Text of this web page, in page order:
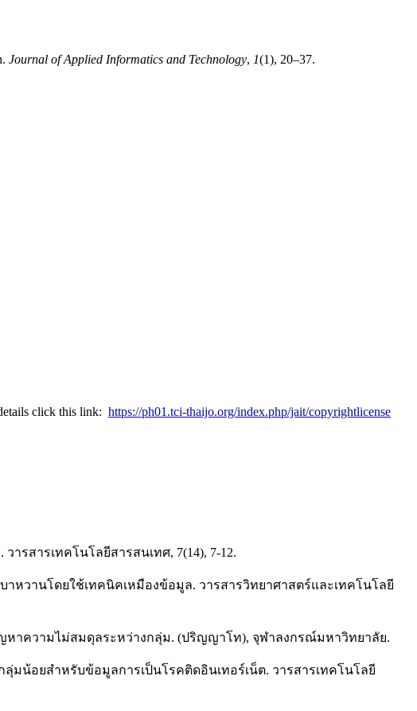
Journal of Applied Informatics and Technology, 1(1), 20–37.
click this link: https://ph01.tci-thaijo.org/index.php/jait/copyrightlicense
รสารเทคโนโลยีสารสนเทศ, 7(14), 7-12.
าหวานโดยใช้เทคนิคเหมืองข้อมูล. วารสารวิทยาศาสตร์และเทคโนโลยี
หาความไม่สมดุลระหว่างกลุ่ม. (ปริญญาโท), จุฬาลงกรณ์มหาวิทยาลัย.
น้อยสำหรับข้อมูลการเป็นโรคติดอินเทอร์เน็ต. วารสารเทคโนโลยี